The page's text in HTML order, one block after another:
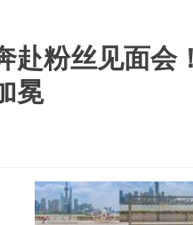
赴粉丝见面会
冕